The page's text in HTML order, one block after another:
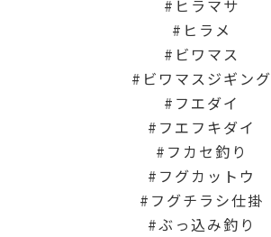
ヒラマサ
ヒラメ
ビワマス
ビワマスジギング
フエダイ
フエフキダイ
フカセ釣り
フグカットウ
フグチラシ仕掛
ぶっ込み釣り